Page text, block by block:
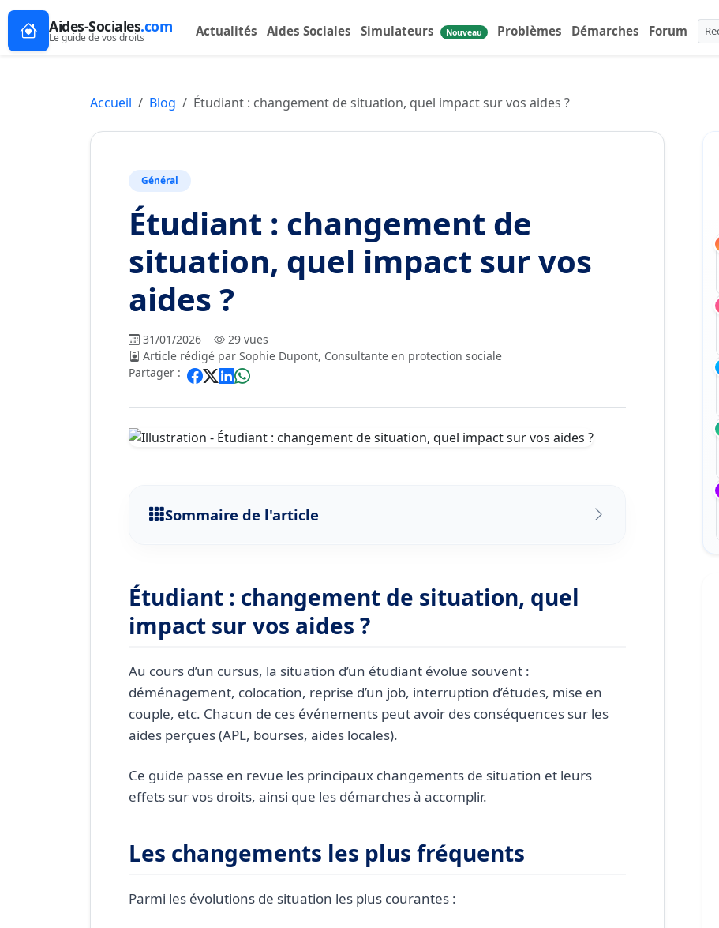
Aides-Sociales.com
Le guide de vos droits Actualités Aides Sociales Simulateurs Nouveau Problèmes Démarches Forum
Accueil Blog Étudiant : changement de situation, quel impact sur vos aides ?
Général
Étudiant : changement de
situation, quel impact sur vos
aides ?
31/01/2026
29 vues
Article rédigé par Sophie Dupont, Consultante en protection sociale
Partager :
Sommaire de l'article
Impact sur l’APL et les aides logement
Impact sur les bourses et autres aides
Démarches à accomplir
Questions fréquentes des étudiants
Un petit job étudiant fait-il baisser mes aides ?
Que faire en cas de difficulté après un changement de situation ?
Étudiant : changement de situation, quel
impact sur vos aides ?
Au cours d’un cursus, la situation d’un étudiant évolue souvent :
déménagement, colocation, reprise d’un job, interruption d’études, mise en
couple, etc. Chacun de ces événements peut avoir des conséquences sur les
aides perçues (APL, bourses, aides locales).
Ce guide passe en revue les principaux changements de situation et leurs
effets sur vos droits, ainsi que les démarches à accomplir.
Les changements les plus fréquents
Parmi les évolutions de situation les plus courantes :